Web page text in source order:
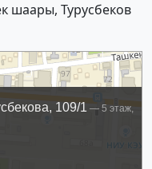
шаары, Турусбеков